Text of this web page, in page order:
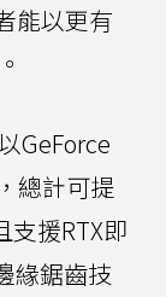
能以更有
GeForce
總計可提
支援RTX即
緣鋸齒技